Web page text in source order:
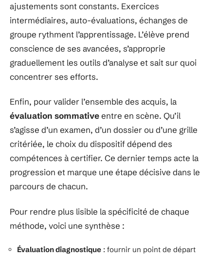
ajustements sont constants. Exercices
intermédiaires, auto-évaluations, échanges de
groupe rythment l’apprentissage. L’élève prend
conscience de ses avancées, s’approprie
graduellement les outils d’analyse et sait sur quoi
concentrer ses efforts.
Enfin, pour valider l’ensemble des acquis, la
évaluation sommativeentre en scène. Qu’il
s’agisse d’un examen, d’un dossier ou d’une grille
critériée, le choix du dispositif dépend des
compétences à certifier. Ce dernier temps acte la
progression et marque une étape décisive dans le
parcours de chacun.
Pour rendre plus lisible la spécificité de chaque
méthode, voici une synthèse :
Évaluation diagnostique : fournir un point de départ